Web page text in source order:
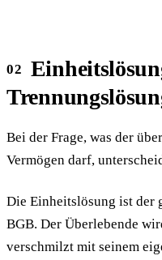
Bei der Frage, was der
Vermögen darf,
Die Einheitslösung ist der
BGB. Der Überlebende
verschmilzt mit seinem